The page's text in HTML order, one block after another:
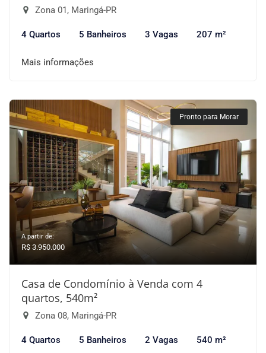
Zona 01, Maringá-PR
4 Quartos 5 Banheiros 3 Vagas 207 m²
Mais informações
Pronto para Morar
A partir de:
R$ 3.950.000
Casa de Condomínio à Venda com 4
quartos, 540m²
Zona 08, Maringá-PR
4 Quartos 5 Banheiros 2 Vagas 540 m²